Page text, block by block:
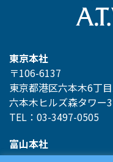
東京本社
〒106-6137
東京都港区六本木6丁
六本木ヒルズ森タワー
TEL：03-3497-0505
富山本社
〒930-0856